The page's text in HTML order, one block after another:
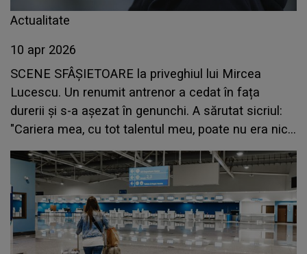
Actualitate
10 apr 2026
SCENE SFÂȘIETOARE la priveghiul lui Mircea
Lucescu. Un renumit antrenor a cedat în fața
durerii şi s-a așezat în genunchi. A sărutat sicriul:
"Cariera mea, cu tot talentul meu, poate nu era nici
la jumătate dacă nu era el"